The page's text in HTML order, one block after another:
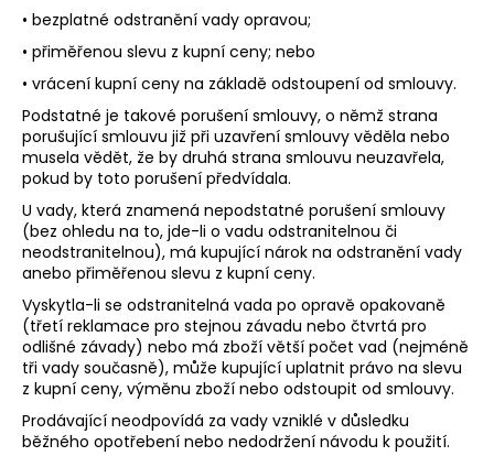
• bezplatné odstranění vady opravou;
• přiměřenou slevu z kupní ceny; nebo
• vrácení kupní ceny na základě odstoupení od smlouvy.
Podstatné je takové porušení smlouvy, o němž strana
porušující smlouvu již při uzavření smlouvy věděla nebo
musela vědět, že by druhá strana smlouvu neuzavřela,
pokud by toto porušení předvídala.
U vady, která znamená nepodstatné porušení smlouvy
(bez ohledu na to, jde-li o vadu odstranitelnou či
neodstranitelnou), má kupující nárok na odstranění vady
anebo přiměřenou slevu z kupní ceny.
Vyskytla-li se odstranitelná vada po opravě opakovaně
(třetí reklamace pro stejnou závadu nebo čtvrtá pro
odlišné závady) nebo má zboží větší počet vad (nejméně
tři vady současně), může kupující uplatnit právo na slevu
z kupní ceny, výměnu zboží nebo odstoupit od smlouvy.
Prodávající neodpovídá za vady vzniklé v důsledku
běžného opotřebení nebo nedodržení návodu k použití.